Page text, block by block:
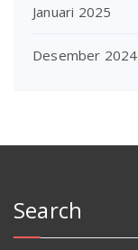
Januari 2025
Desember 2024
Search